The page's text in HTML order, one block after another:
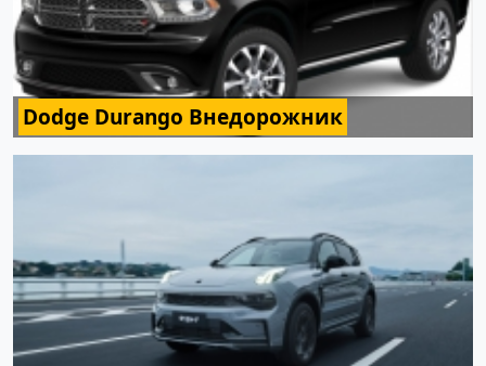
Dodge Durango Внедорожник